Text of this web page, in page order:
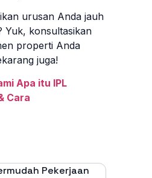
urusan Anda jauh
Yuk, konsultasikan
properti Anda
juga!
Apa itu IPL
Cara
Pekerjaan